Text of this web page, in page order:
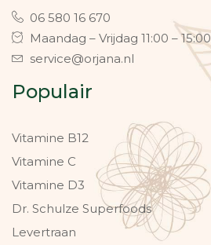
06 580 16 670
Maandag – Vrijdag 11:00 – 15:00
service@orjana.nl
Populair
Vitamine B12
Vitamine C
Vitamine D3
Dr. Schulze Superfoods
Levertraan